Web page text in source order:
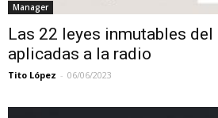
Manager
Las 22 leyes inmutables del
aplicadas a la radio
Tito López - 06/06/2023